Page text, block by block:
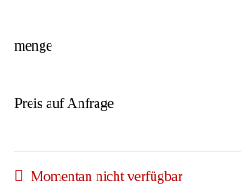
menge
Preis auf Anfrage
Momentan nicht verfügbar